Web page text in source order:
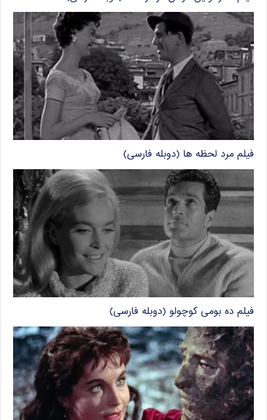
فیلم مرد لحظه ها (دوبله فارسی)
فیلم ده بومی کوچولو (دوبله فارسی)